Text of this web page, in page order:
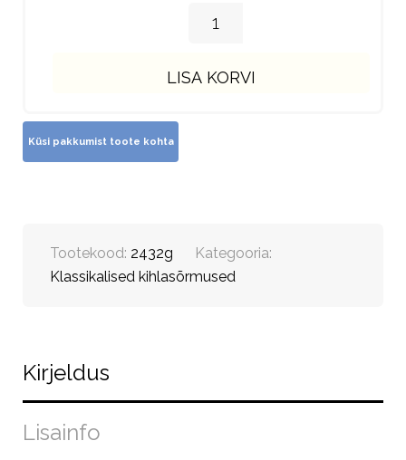
LISA KORVI
Tootekood: 2432g
Kategooria:
Klassikalised kihlasõrmused
Kirjeldus
Lisainfo